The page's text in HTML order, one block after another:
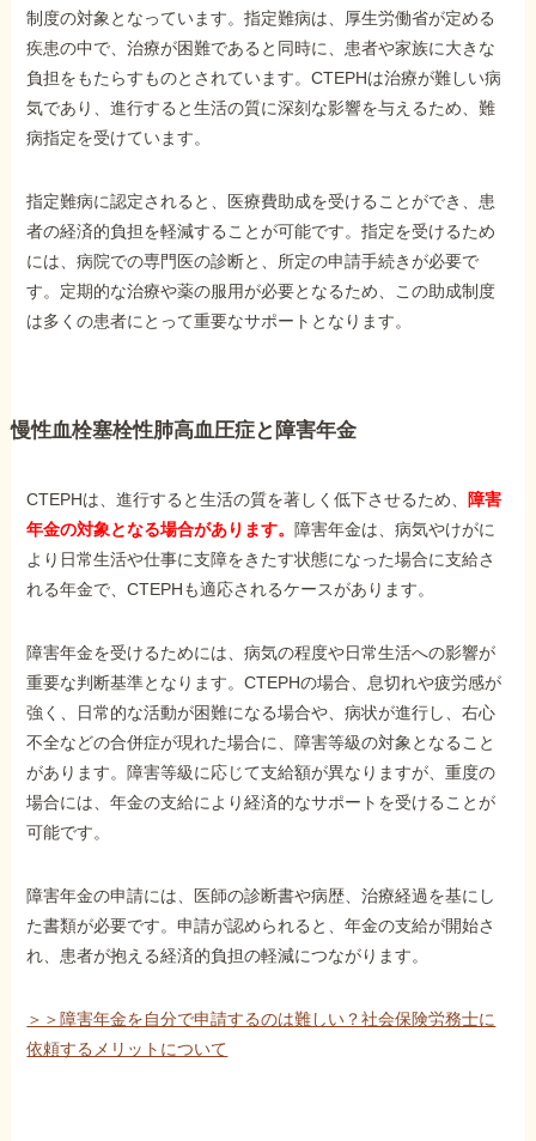
制度の対象となっています。指定難病は、厚生労働省が定める
疾患の中で、治療が困難であると同時に、患者や家族に大きな
負担をもたらすものとされています。CTEPHは治療が難しい病
気であり、進行すると生活の質に深刻な影響を与えるため、難
病指定を受けています。
指定難病に認定されると、医療費助成を受けることができ、患
者の経済的負担を軽減することが可能です。指定を受けるため
には、病院での専門医の診断と、所定の申請手続きが必要で
す。定期的な治療や薬の服用が必要となるため、この助成制度
は多くの患者にとって重要なサポートとなります。
慢性血栓塞栓性肺高血圧症と障害年金
CTEPHは、進行すると生活の質を著しく低下させるため、
障害
年金の対象となる場合があります。 障害年金は、病気やけがに
より日常生活や仕事に支障をきたす状態になった場合に支給さ
れる年金で、CTEPHも適応されるケースがあります。
障害年金を受けるためには、病気の程度や日常生活への影響が
重要な判断基準となります。CTEPHの場合、息切れや疲労感が
強く、日常的な活動が困難になる場合や、病状が進行し、右心
不全などの合併症が現れた場合に、障害等級の対象となること
があります。障害等級に応じて支給額が異なりますが、重度の
場合には、年金の支給により経済的なサポートを受けることが
可能です。
障害年金の申請には、医師の診断書や病歴、治療経過を基にし
た書類が必要です。申請が認められると、年金の支給が開始さ
れ、患者が抱える経済的負担の軽減につながります。
＞＞障害年金を自分で申請するのは難しい？社会保険労務士に
依頼するメリットについて